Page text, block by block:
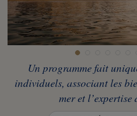
Un programme fait
individuels, associant les
mer et l’expertise